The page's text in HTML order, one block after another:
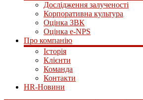
Дослідження залученості
Корпоративна культура
Оцінка ЗВК
Оцінка e-NPS
Про компанію
Історія
Клієнти
Команда
Контакти
HR-Новини